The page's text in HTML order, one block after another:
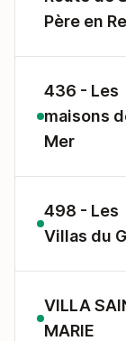
Père en
436 - Les
maisons
Mer
498 - Les
Villas du
VILLA
MARIE